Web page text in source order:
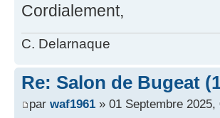
Cordialement,
C. Delarnaque
Re: Salon de Bugeat
par waf1961 » 01 Septembre 2025,